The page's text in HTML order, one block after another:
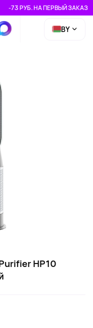
-73 РУБ. НА ПЕРВЫЙ ЗАКАЗ
BY
HP10